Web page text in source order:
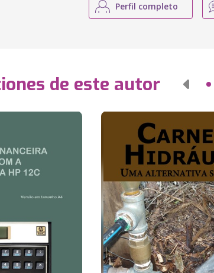
Perfil completo
de este autor